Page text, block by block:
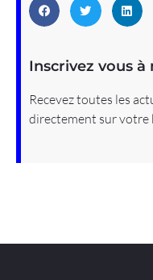
Inscrivez vous
Recevez toutes les
directement sur votre